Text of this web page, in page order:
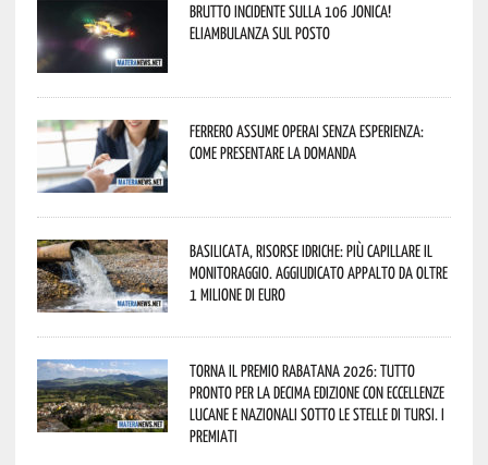
Brutto incidente sulla 106 Jonica!
Eliambulanza sul posto
Ferrero assume operai senza esperienza:
come presentare la domanda
Basilicata, Risorse idriche: più capillare il
monitoraggio. Aggiudicato appalto da oltre
1 milione di euro
Torna il Premio Rabatana 2026: tutto
pronto per la decima edizione con eccellenze
lucane e nazionali sotto le stelle di Tursi. I
premiati